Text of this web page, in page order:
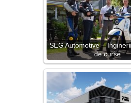
SEG Automotive –
de curse